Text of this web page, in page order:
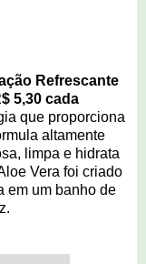
Refrescante
5,30 cada
que proporciona
altamente
limpa e hidrata
Vera foi criado
em um banho de